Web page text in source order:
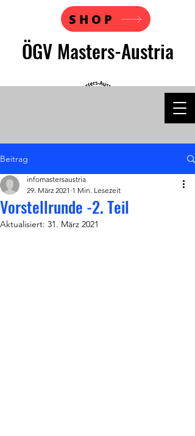
ÖGV Masters-Austria
SHOP
Beitrag
Vorstellrunde -2. Teil
infomastersaustria
29. März 2021 1 Min. Lesezeit
Aktualisiert: 31. März 2021